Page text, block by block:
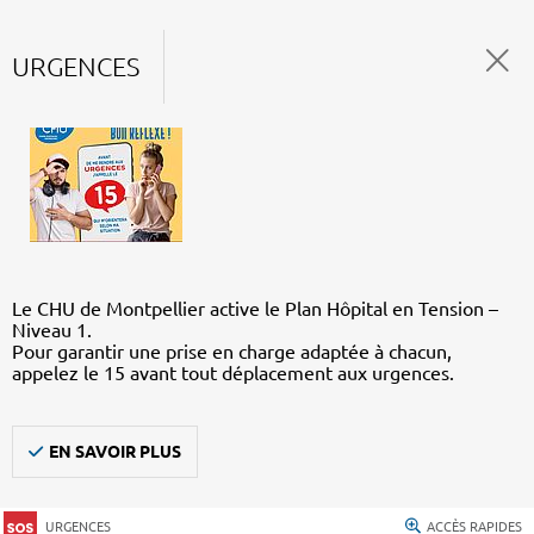
URGENCES
Le CHU de Montpellier active le Plan Hôpital en Tension –
Niveau 1.
Pour garantir une prise en charge adaptée à chacun,
appelez le 15 avant tout déplacement aux urgences.
EN SAVOIR PLUS
URGENCES ACCÈS RAPIDES